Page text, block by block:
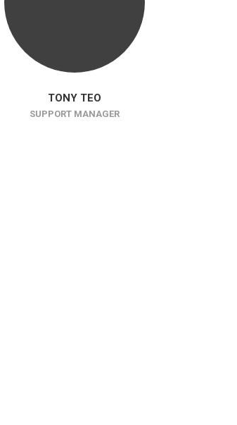
TONY TEO
SUPPORT MANAGER